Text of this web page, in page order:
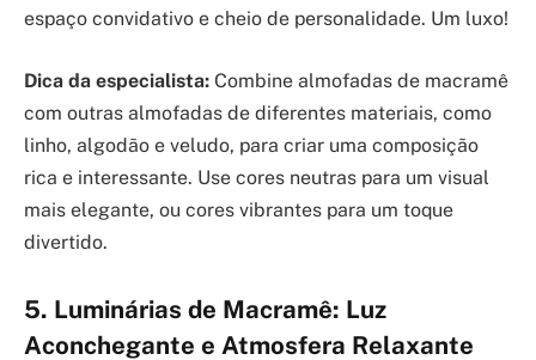
espaço convidativo e cheio de personalidade. Um luxo!
Dica da especialista: Combine almofadas de macramê
com outras almofadas de diferentes materiais, como
linho, algodão e veludo, para criar uma composição
rica e interessante. Use cores neutras para um visual
mais elegante, ou cores vibrantes para um toque
divertido.
5. Luminárias de Macramê: Luz
Aconchegante e Atmosfera Relaxante